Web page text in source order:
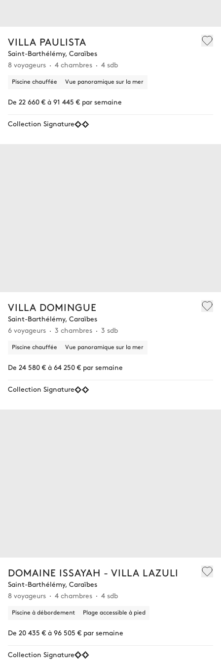
VILLA PAULISTA
Saint-Barthélémy, Caraïbes
8 voyageurs
4 chambres 4 sdb
Piscine chauffée Vue panoramique sur la mer
De 22 660 € à 91 445 € par semaine
Collection Signature
VILLA DOMINGUE
Saint-Barthélémy, Caraïbes
6 voyageurs
3 chambres 3 sdb
Piscine chauffée Vue panoramique sur la mer
De 24 580 € à 64 250 € par semaine
Collection Signature
DOMAINE ISSAYAH - VILLA LAZULI
Saint-Barthélémy, Caraïbes
8 voyageurs
4 chambres 4 sdb
Piscine à débordement Plage accessible à pied
De 20 435 € à 96 505 € par semaine
Collection Signature